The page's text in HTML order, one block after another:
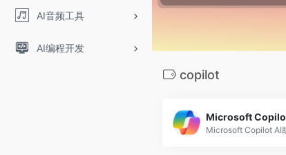
AI音频工具
AI编程开发
copilot
Microsoft
Microsoft Copilot AI